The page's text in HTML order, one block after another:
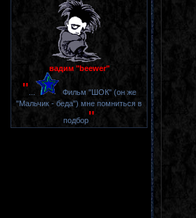
вадим "beewer"
"
Фильм "ШОК" (он же
"Мальчик - беда") мне помниться в
подбор"